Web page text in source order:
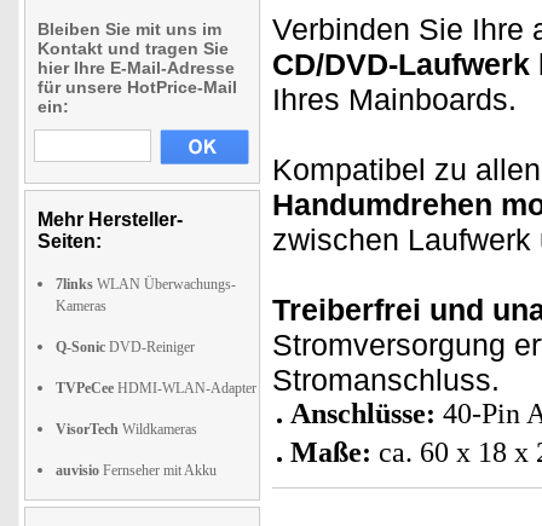
Bleiben Sie mit uns im
Kontakt und tragen Sie
hier Ihre E-Mail-Adresse
für unsere HotPrice-Mail
ein:
Mehr Hersteller-
Seiten:
7links WLAN Überwachungs-
Kameras
Q-Sonic DVD-Reiniger
TVPeCee HDMI-WLAN-Adapter
VisorTech Wildkameras
auvisio Fernseher mit Akku
Verbinden Sie Ihre
CD/DVD-Laufwerk
Ihres Mainboards.
Kompatibel zu
Handumdrehen
zwischen Laufwerk
Treiberfrei und
Stromversorgung
Stromanschluss.
Anschlüsse: 40-Pin
Maße: ca. 60 x 18 x